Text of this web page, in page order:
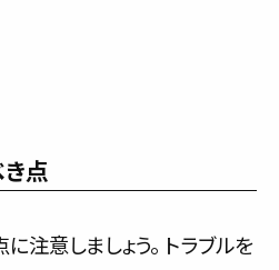
点
注意しましょう。 トラブルを